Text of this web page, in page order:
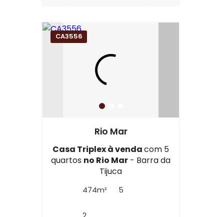
CA3556
Rio Mar
Casa Triplex à vendacom 5
quartos no Rio Mar - Barra da
Tijuca
474m² 5